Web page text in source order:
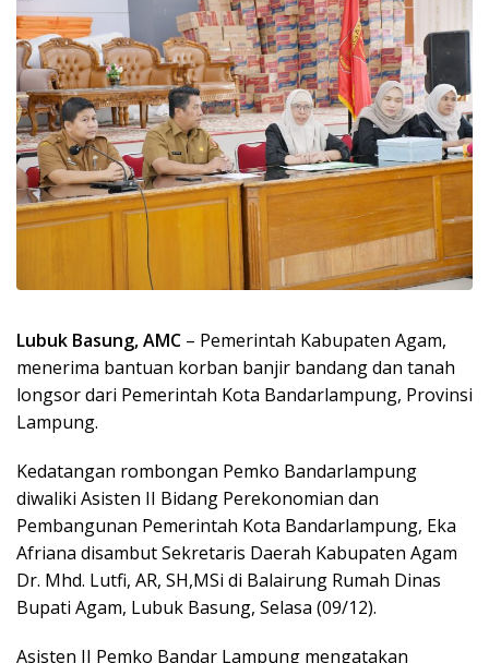
Lubuk Basung, AMC – Pemerintah Kabupaten Agam,
menerima bantuan korban banjir bandang dan tanah
longsor dari Pemerintah Kota Bandarlampung, Provinsi
Lampung.
Kedatangan rombongan Pemko Bandarlampung
diwaliki Asisten II Bidang Perekonomian dan
Pembangunan Pemerintah Kota Bandarlampung, Eka
Afriana disambut Sekretaris Daerah Kabupaten Agam
Dr. Mhd. Lutfi, AR, SH,MSi di Balairung Rumah Dinas
Bupati Agam, Lubuk Basung, Selasa (09/12).
Asisten II Pemko Bandar Lampung mengatakan